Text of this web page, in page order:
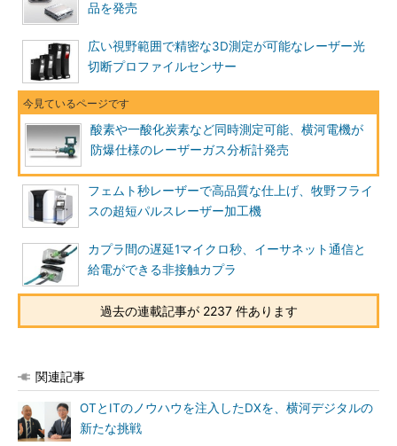
品を発売
広い視野範囲で精密な3D測定が可能なレーザー光
切断プロファイルセンサー
酸素や一酸化炭素など同時測定可能、横河電機が
防爆仕様のレーザーガス分析計発売
フェムト秒レーザーで高品質な仕上げ、牧野フライ
スの超短パルスレーザー加工機
カプラ間の遅延1マイクロ秒、イーサネット通信と
給電ができる非接触カプラ
過去の連載記事が 2237 件あります
関連記事
OTとITのノウハウを注入したDXを、横河デジタルの
新たな挑戦